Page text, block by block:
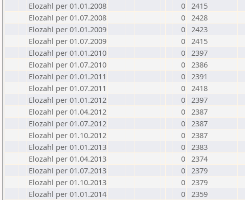
Elozahl per 01.01.2008
0 2415
Elozahl per 01.07.2008
0 2428
Elozahl per 01.01.2009
0 2423
Elozahl per 01.07.2009
0 2415
Elozahl per 01.01.2010
0 2397
Elozahl per 01.07.2010
0 2386
Elozahl per 01.01.2011
0 2391
Elozahl per 01.07.2011
0 2418
Elozahl per 01.01.2012
0 2397
Elozahl per 01.04.2012
0 2387
Elozahl per 01.07.2012
0 2387
Elozahl per 01.10.2012
0 2387
Elozahl per 01.01.2013
0 2383
Elozahl per 01.04.2013
0 2374
Elozahl per 01.07.2013
0 2379
Elozahl per 01.10.2013
0 2379
Elozahl per 01.01.2014
0 2359